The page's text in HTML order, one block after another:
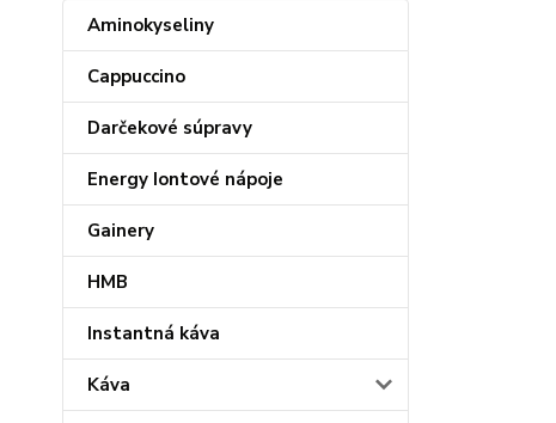
Aminokyseliny
Cappuccino
Darčekové súpravy
Energy Iontové nápoje
Gainery
HMB
Instantná káva
Káva